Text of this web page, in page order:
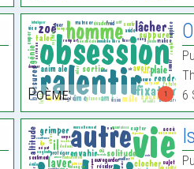
1
Poème:
6